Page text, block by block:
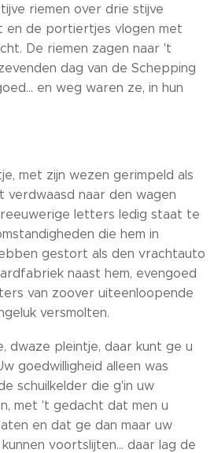
riemen over drie stijve
en de portiertjes vlogen met
De riemen zagen naar 't
dag van de Schepping
en weg waren ze, in hun
met zijn wezen gerimpeld als
verdwaasd naar den wagen
letters ledig staat te
die hem in
gestort als den vrachtauto
naast hem, evengoed
van zoover uiteenloopende
versmolten.
dwaze pleintje, daar kunt ge u
goedwilligheid alleen was
schuilkelder die g'in uw
met 't gedacht dat men u
en dat ge dan maar uw
voortslijten... daar lag de